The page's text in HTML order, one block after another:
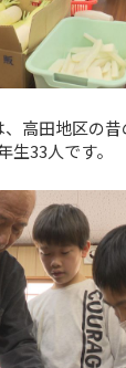
高田地区の
生33人です。